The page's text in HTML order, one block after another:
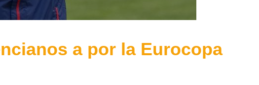
a por la Eurocopa